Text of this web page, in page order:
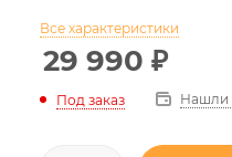
Все характеристики
29 990 ₽
Под заказ Нашли